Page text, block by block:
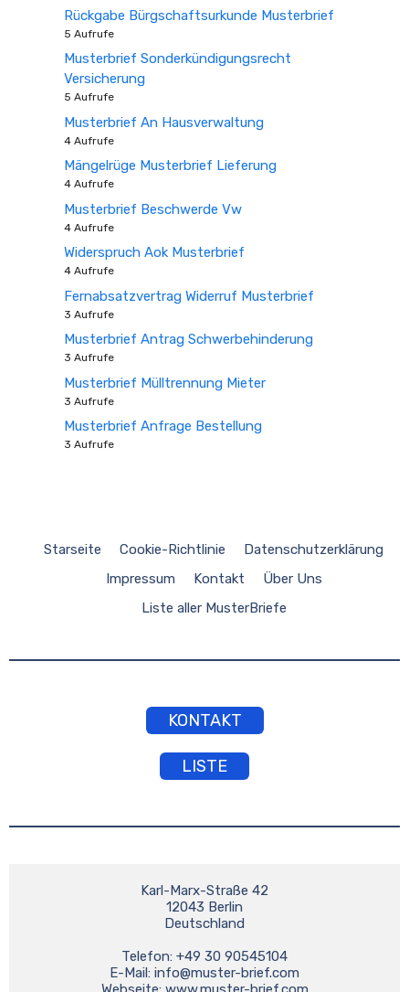
Rückgabe Bürgschaftsurkunde Musterbrief
5 Aufrufe
Musterbrief Sonderkündigungsrecht
Versicherung
5 Aufrufe
Musterbrief An Hausverwaltung
4 Aufrufe
Mängelrüge Musterbrief Lieferung
4 Aufrufe
Musterbrief Beschwerde Vw
4 Aufrufe
Widerspruch Aok Musterbrief
4 Aufrufe
Fernabsatzvertrag Widerruf Musterbrief
3 Aufrufe
Musterbrief Antrag Schwerbehinderung
3 Aufrufe
Musterbrief Mülltrennung Mieter
3 Aufrufe
Musterbrief Anfrage Bestellung
3 Aufrufe
Starseite Cookie-Richtlinie
Datenschutzerklärung
Impressum
Kontakt
Über Uns
Liste aller MusterBriefe
KONTAKT
LISTE
Karl-Marx-Straße 42
12043 Berlin
Deutschland
Telefon: +49 30 90545104
E-Mail: info@muster-brief.com